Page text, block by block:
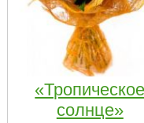
«Тропическое
солнце»